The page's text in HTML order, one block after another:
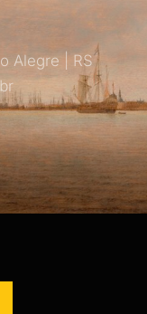
Alegre | RS